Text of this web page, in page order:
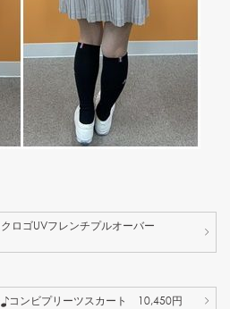
ロゴUVフレンチプルオーバー
コンビプリーツスカート 10,450円